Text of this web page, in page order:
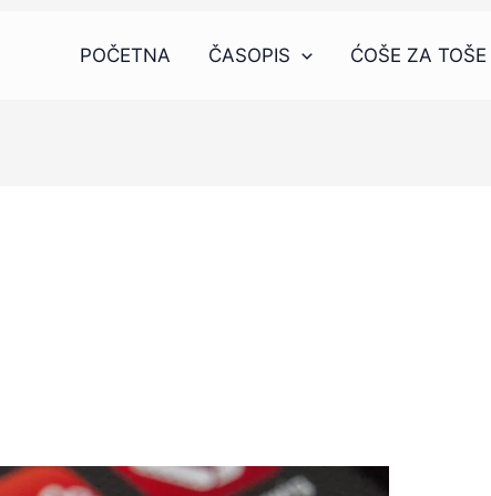
POČETNA ČASOPIS ĆOŠE ZA TOŠE